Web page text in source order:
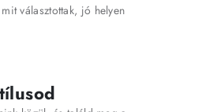
választottak, jó helyen